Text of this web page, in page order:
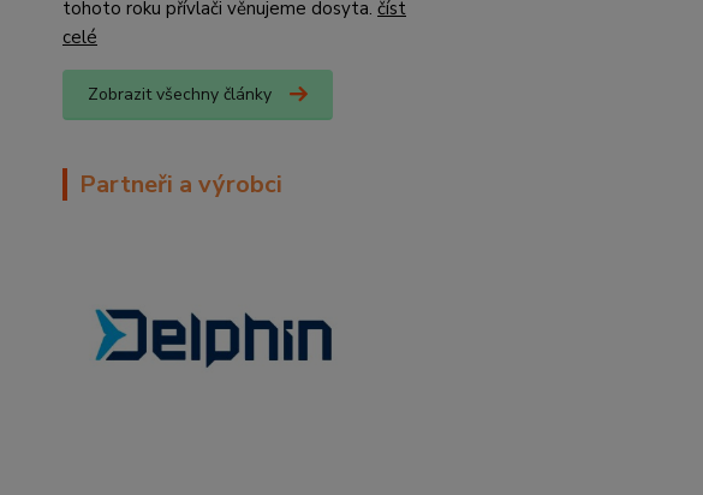
tohoto roku přívlači věnujeme dosyta. číst
celé
Zobrazit všechny články
Partneři a výrobci